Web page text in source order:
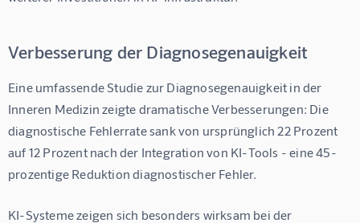
Verbesserung der Diagnosegenauigkeit
Eine umfassende Studie zur Diagnosegenauigkeit in der
Inneren Medizin zeigte dramatische Verbesserungen: Die
diagnostische Fehlerrate sank von ursprünglich 22 Prozent
auf 12 Prozent nach der Integration von KI-Tools - eine 45-
prozentige Reduktion diagnostischer Fehler.
KI-Systeme zeigen sich besonders wirksam bei der